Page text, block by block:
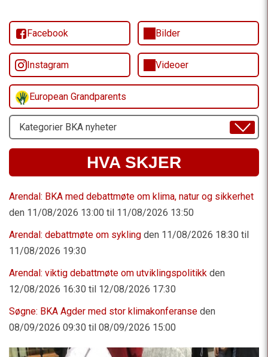
Facebook Bilder
Instagram Videoer
European Grandparents
Velg
Emne
HVA SKJER
Arendal: BKA med debattmøte om klima, natur og sikkerhet
den 11/08/2026 13:00 til 11/08/2026 13:50
Arendal: debattmøte om sykling den 11/08/2026 18:30 til
11/08/2026 19:30
Arendal: viktig debattmøte om utviklingspolitikk den
12/08/2026 16:30 til 12/08/2026 17:30
Søgne: BKA Agder med stor klimakonferanse den
08/09/2026 09:30 til 08/09/2026 15:00